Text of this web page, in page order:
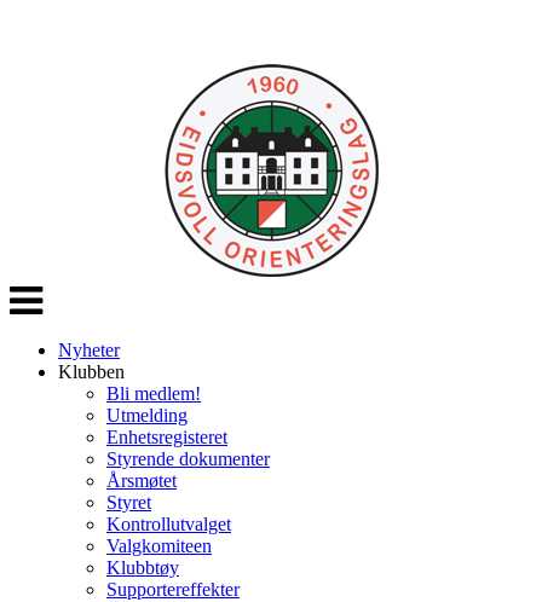
Veksle
navigasjon
Nyheter
Klubben
Bli medlem!
Utmelding
Enhetsregisteret
Styrende dokumenter
Årsmøtet
Styret
Kontrollutvalget
Valgkomiteen
Klubbtøy
Supportereffekter